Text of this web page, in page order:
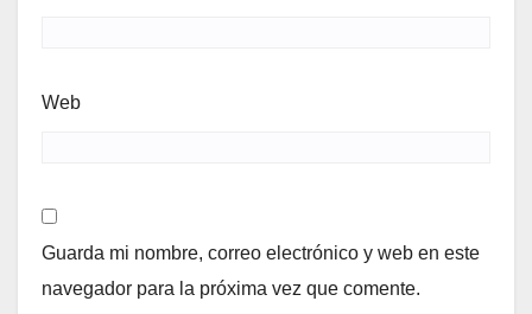
Web
Guarda mi nombre, correo electrónico y web en este
navegador para la próxima vez que comente.